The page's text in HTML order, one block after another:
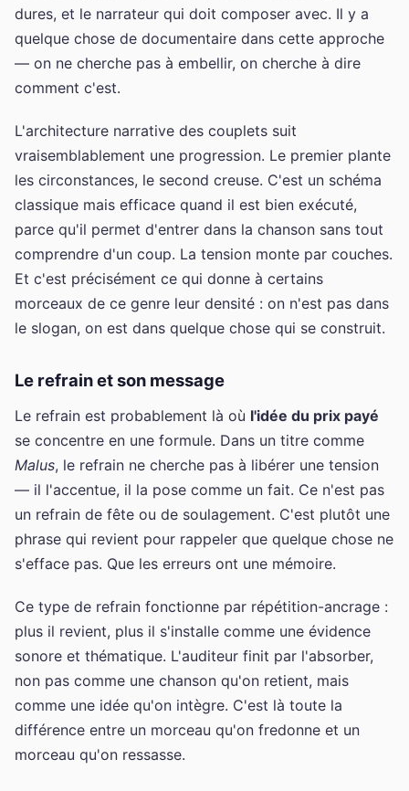
dures, et le narrateur qui doit composer avec. Il y a
quelque chose de documentaire dans cette approche
— on ne cherche pas à embellir, on cherche à dire
comment c'est.
L'architecture narrative des couplets suit
vraisemblablement une progression. Le premier plante
les circonstances, le second creuse. C'est un schéma
classique mais efficace quand il est bien exécuté,
parce qu'il permet d'entrer dans la chanson sans tout
comprendre d'un coup. La tension monte par couches.
Et c'est précisément ce qui donne à certains
morceaux de ce genre leur densité : on n'est pas dans
le slogan, on est dans quelque chose qui se construit.
Le refrain et son message
Le refrain est probablement là où l'idée du prix payé
se concentre en une formule. Dans un titre comme
Malus, le refrain ne cherche pas à libérer une tension
— il l'accentue, il la pose comme un fait. Ce n'est pas
un refrain de fête ou de soulagement. C'est plutôt une
phrase qui revient pour rappeler que quelque chose ne
s'efface pas. Que les erreurs ont une mémoire.
Ce type de refrain fonctionne par répétition-ancrage :
plus il revient, plus il s'installe comme une évidence
sonore et thématique. L'auditeur finit par l'absorber,
non pas comme une chanson qu'on retient, mais
comme une idée qu'on intègre. C'est là toute la
différence entre un morceau qu'on fredonne et un
morceau qu'on ressasse.